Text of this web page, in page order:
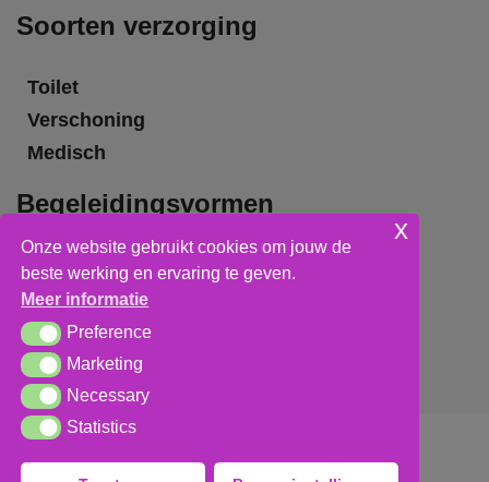
Soorten verzorging
Toilet
Verschoning
Medisch
Begeleidingsvormen
Grote groepsbegeleiding
Kleine groepsbegeleiding
Individuele begeleiding
cookieverklaring
Onze website gebruikt cookies om jouw de
beste werking en ervaring te geven.
Meer informatie
PreferencePreference
MarketingMarketing
NecessaryNecessary
StatisticsStatistics
x